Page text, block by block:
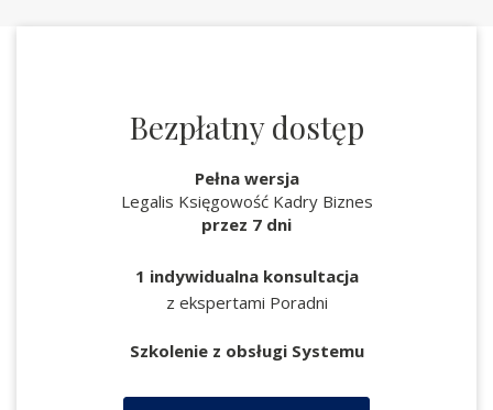
Bezpłatny dostęp
Pełna wersja
Legalis Księgowość Kadry Biznes
przez 7 dni
1 indywidualna konsultacja
z ekspertami Poradni
Szkolenie z obsługi Systemu